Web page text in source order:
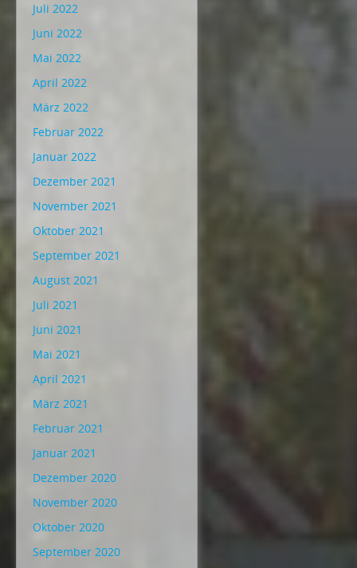
Juli 2022
Juni 2022
Mai 2022
April 2022
März 2022
Februar 2022
Januar 2022
Dezember 2021
November 2021
Oktober 2021
September 2021
August 2021
Juli 2021
Juni 2021
Mai 2021
April 2021
März 2021
Februar 2021
Januar 2021
Dezember 2020
November 2020
Oktober 2020
September 2020